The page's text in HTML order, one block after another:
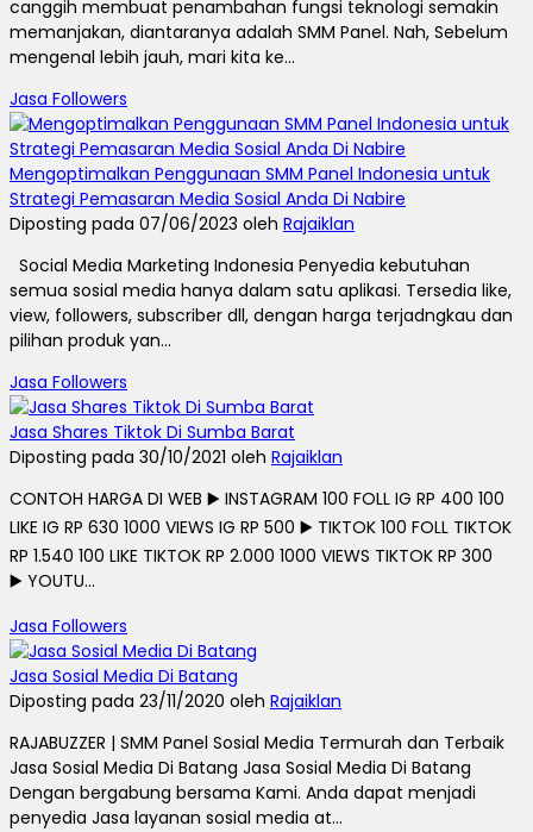
canggih membuat penambahan fungsi teknologi semakin
memanjakan, diantaranya adalah SMM Panel. Nah, Sebelum
mengenal lebih jauh, mari kita ke...
Jasa Followers
Mengoptimalkan Penggunaan SMM Panel Indonesia untuk
Strategi Pemasaran Media Sosial Anda Di Nabire
Diposting pada 07/06/2023 oleh Rajaiklan
Social Media Marketing Indonesia Penyedia kebutuhan
semua sosial media hanya dalam satu aplikasi. Tersedia like,
view, followers, subscriber dll, dengan harga terjadngkau dan
pilihan produk yan...
Jasa Followers
Jasa Shares Tiktok Di Sumba Barat
Diposting pada 30/10/2021 oleh Rajaiklan
CONTOH HARGA DI WEB ▶️ INSTAGRAM 100 FOLL IG RP 400 100
LIKE IG RP 630 1000 VIEWS IG RP 500 ▶️ TIKTOK 100 FOLL TIKTOK
RP 1.540 100 LIKE TIKTOK RP 2.000 1000 VIEWS TIKTOK RP 300
▶️ YOUTU...
Jasa Followers
Jasa Sosial Media Di Batang
Diposting pada 23/11/2020 oleh Rajaiklan
RAJABUZZER | SMM Panel Sosial Media Termurah dan Terbaik
Jasa Sosial Media Di Batang Jasa Sosial Media Di Batang
Dengan bergabung bersama Kami. Anda dapat menjadi
penyedia Jasa layanan sosial media at...